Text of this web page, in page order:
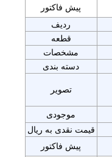
پیش فاکتور
ردیف
قطعه
مشخصات
دسته بندی
تصویر
موجودی
قیمت نقدی به ریال
پیش فاکتور